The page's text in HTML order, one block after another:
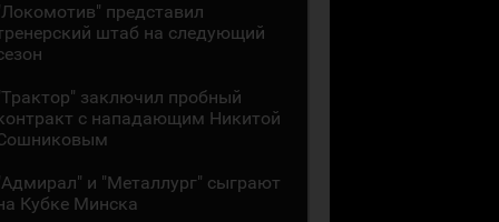
представил
штаб на следующий
заключил пробный
с нападающим Никитой
и "Металлург" сыграют
Кубке Минска